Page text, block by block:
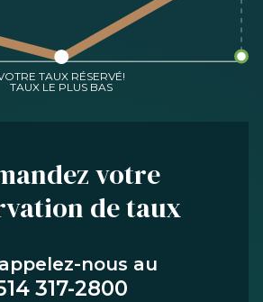
NOUS JOINDRE
ÉQUIPE
TAUX RÉSERVÉ!
TAUX LE PLUS BAS
votre
de taux
nous au
317-2800